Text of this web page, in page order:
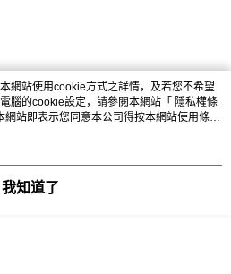
網站使用cookie方式之詳情，及若您不希望
腦的cookie設定，請參閱本網站「 隱私權條
網站即表示您同意本公司得按本網站使用條款
我知道了